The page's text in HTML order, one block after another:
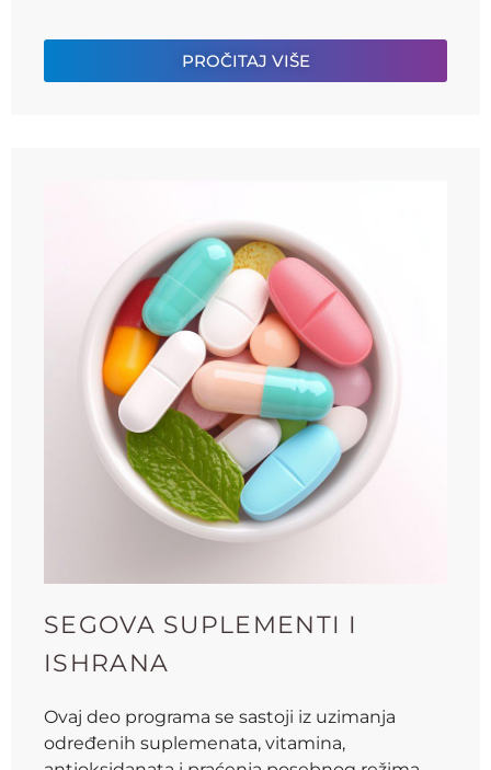
PROČITAJ VIŠE
SEGOVA SUPLEMENTI I
ISHRANA
Ovaj deo programa se sastoji iz uzimanja
određenih suplemenata, vitamina,